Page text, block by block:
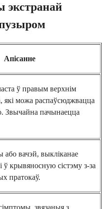
экстранай
Апісанне
ў правым верхнім
які можа распаўсюджвацца
Звычайна пачынаецца
вачэй, выкліканае
крывяносную сістэму з-за
пратокаў.